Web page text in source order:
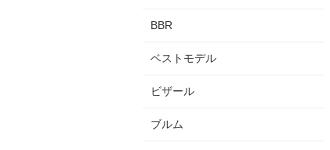
BBR
ベストモデル
ビザール
ブルム